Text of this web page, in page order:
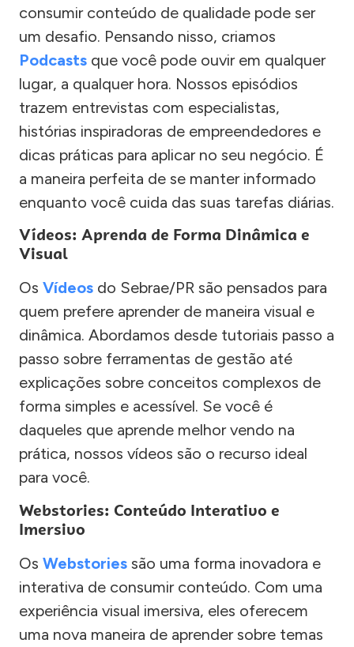
consumir conteúdo de qualidade pode ser
um desafio. Pensando nisso, criamos
Podcasts que você pode ouvir em qualquer
lugar, a qualquer hora. Nossos episódios
trazem entrevistas com especialistas,
histórias inspiradoras de empreendedores e
dicas práticas para aplicar no seu negócio. É
a maneira perfeita de se manter informado
enquanto você cuida das suas tarefas diárias.
Vídeos: Aprenda de Forma Dinâmica e
Visual
Os Vídeos do Sebrae/PR são pensados para
quem prefere aprender de maneira visual e
dinâmica. Abordamos desde tutoriais passo a
passo sobre ferramentas de gestão até
explicações sobre conceitos complexos de
forma simples e acessível. Se você é
daqueles que aprende melhor vendo na
prática, nossos vídeos são o recurso ideal
para você.
Webstories: Conteúdo Interativo e
Imersivo
Os Webstories são uma forma inovadora e
interativa de consumir conteúdo. Com uma
experiência visual imersiva, eles oferecem
uma nova maneira de aprender sobre temas